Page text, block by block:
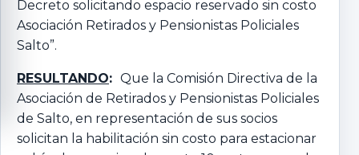
Decreto solicitando espacio reservado sin costo
Asociación Retirados y Pensionistas Policiales
Salto”.
RESULTANDO: Que la Comisión Directiva de la
Asociación de Retirados y Pensionistas Policiales
de Salto, en representación de sus socios
solicitan la habilitación sin costo para estacionar